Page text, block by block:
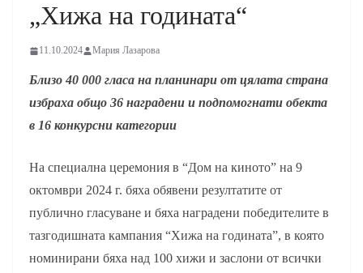
„Хижа на годината“
11.10.2024 Мария Лазарова
Близо 40 000 гласа на планинари от цялата страна
избраха общо 36 наградени и подпомогнати обекта
в 16 конкурсни категории
На специална церемония в “Дом на киното” на 9
октомври 2024 г. бяха обявени резултатите от
публично гласуване и бяха наградени победителите в
тазгодишната кампания “Хижа на годината”, в която
номинирани бяха над 100 хижи и заслони от всички